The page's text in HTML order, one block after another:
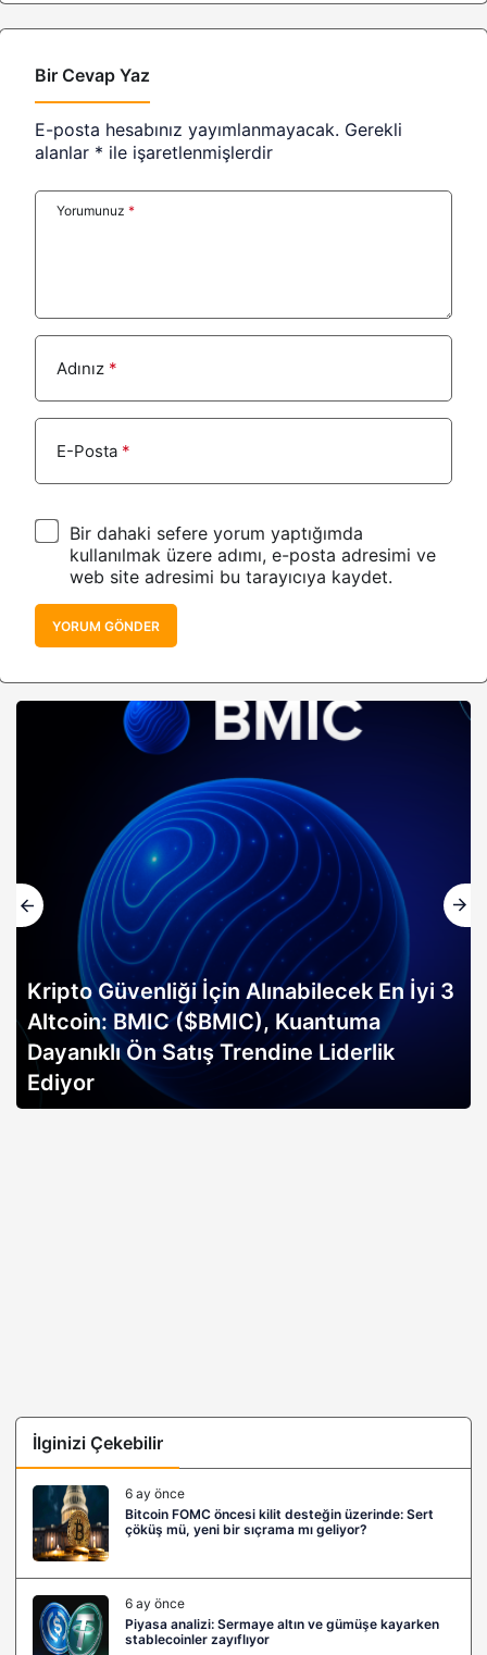
Bir Cevap Yaz
E-posta hesabınız yayımlanmayacak. Gerekli
alanlar * ile işaretlenmişlerdir
Yorumunuz *
Adınız *
E-Posta *
Bir dahaki sefere yorum yaptığımda
kullanılmak üzere adımı, e-posta adresimi ve
web site adresimi bu tarayıcıya kaydet.
YORUM GÖNDER
Kripto Güvenliği İçin Alınabilecek En İyi 3
Altcoin: BMIC ($BMIC), Kuantuma
Dayanıklı Ön Satış Trendine Liderlik
Ediyor
İlginizi Çekebilir
6 ay önce
Bitcoin FOMC öncesi kilit desteğin üzerinde: Sert
çöküş mü, yeni bir sıçrama mı geliyor?
6 ay önce
Piyasa analizi: Sermaye altın ve gümüşe kayarken
stablecoinler zayıflıyor